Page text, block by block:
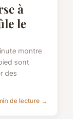
à
le
montre
sont
des
de lecture →